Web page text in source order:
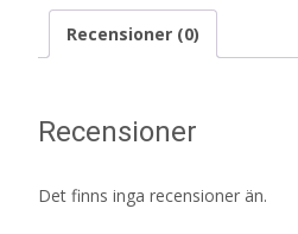
Recensioner (0)
Recensioner
Det finns inga recensioner än.